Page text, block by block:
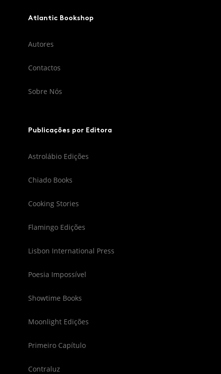
Atlantic Bookshop
Autores
Contactos
Sobre Nós
Publicações por Editora
Astrolábio Edições
Chiado Books
Cooking Stories
Flamingo Edições
Lisbon International Press
Poesia Impossível
Showtime Books
Moonlight Edições
Primeiro Capítulo
Contraluz